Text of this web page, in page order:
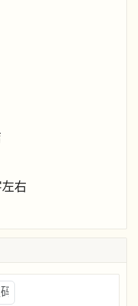
右